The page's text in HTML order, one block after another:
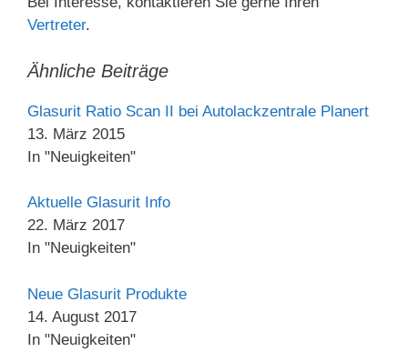
Vertreter.
Ähnliche Beiträge
Glasurit Ratio Scan II bei Autolackzentrale Planert
13. März 2015
In "Neuigkeiten"
Aktuelle Glasurit Info
22. März 2017
In "Neuigkeiten"
Neue Glasurit Produkte
14. August 2017
In "Neuigkeiten"